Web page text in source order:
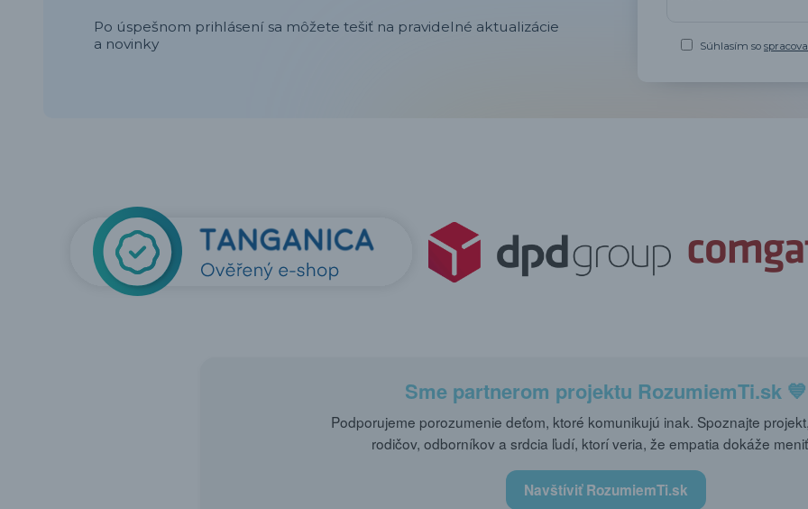
Po úspešnom prihlásení sa môžete tešiť na pravidelné aktualizácie
a novinky
Súhlasím so
Sme partnerom projektu RozumiemTi.sk 💙
Podporujeme porozumenie deťom, ktoré komunikujú inak. Spoznajte
rodičov, odborníkov a srdcia ľudí, ktorí veria, že empatia dokáže
Navštíviť RozumiemTi.sk